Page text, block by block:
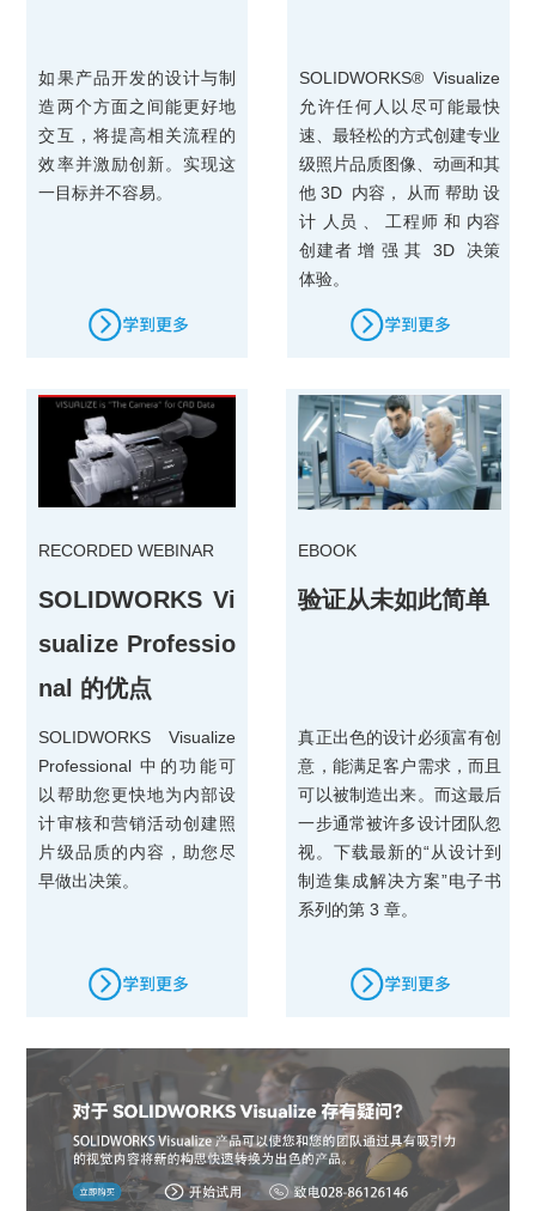
如果产品开发的设计与制
造两个方面之间能更好地
交互，将提高相关流程的
效率并激励创新。实现这
一目标并不容易。
SOLIDWORKS® Visualize
允许任何人以尽可能最快
速、最轻松的方式创建专业
级照片品质图像、动画和其
他 3D 内容， 从而 帮助 设
计 人员 、 工程师 和 内容
创建者 增 强 其 3D 决策
体验。
RECORDED WEBINAR EBOOK
SOLIDWORKS Vi
sualize Professio
nal 的优点
验证从未如此简单
SOLIDWORKS Visualize
Professional 中的功能可
以帮助您更快地为内部设
计审核和营销活动创建照
片级品质的内容，助您尽
早做出决策。
真正出色的设计必须富有创
意，能满足客户需求，而且
可以被制造出来。而这最后
一步通常被许多设计团队忽
视。下载最新的“从设计到
制造集成解决方案”电子书
系列的第 3 章。